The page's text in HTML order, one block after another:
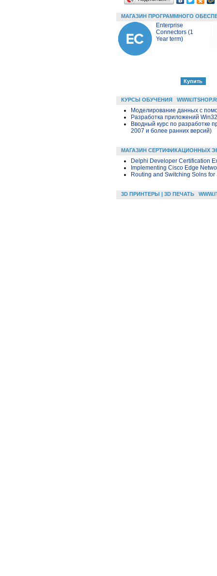
МАГАЗИН ПРОГРАММНОГО
Enterprise
Connectors (1
Year term)
КУРСЫ ОБУЧЕНИЯ
Моделирование данных с
Разработка приложений
Вводный курс по разработке
2007 и более ранних версий)
МАГАЗИН СЕРТИФИКАЦИОННЫХ
Delphi Developer Certification
Implementing Cisco Edge
Routing and Switching Solns
3D ПРИНТЕРЫ | 3D ПЕЧАТЬ